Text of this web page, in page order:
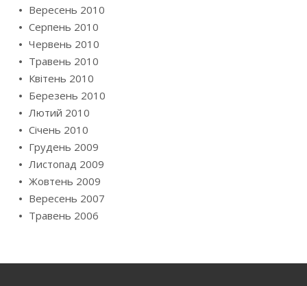
Вересень 2010
Серпень 2010
Червень 2010
Травень 2010
Квітень 2010
Березень 2010
Лютий 2010
Січень 2010
Грудень 2009
Листопад 2009
Жовтень 2009
Вересень 2007
Травень 2006